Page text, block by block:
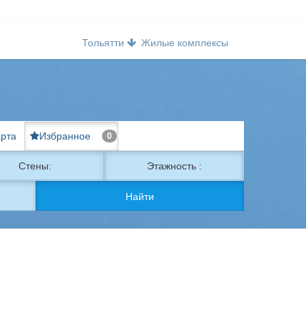
Тольятти Жилые комплексы
Избранное 0
Стены: Этажность :
Найти